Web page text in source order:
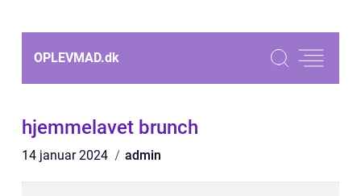
OPLEVMAD.dk
hjemmelavet brunch
14 januar 2024 admin